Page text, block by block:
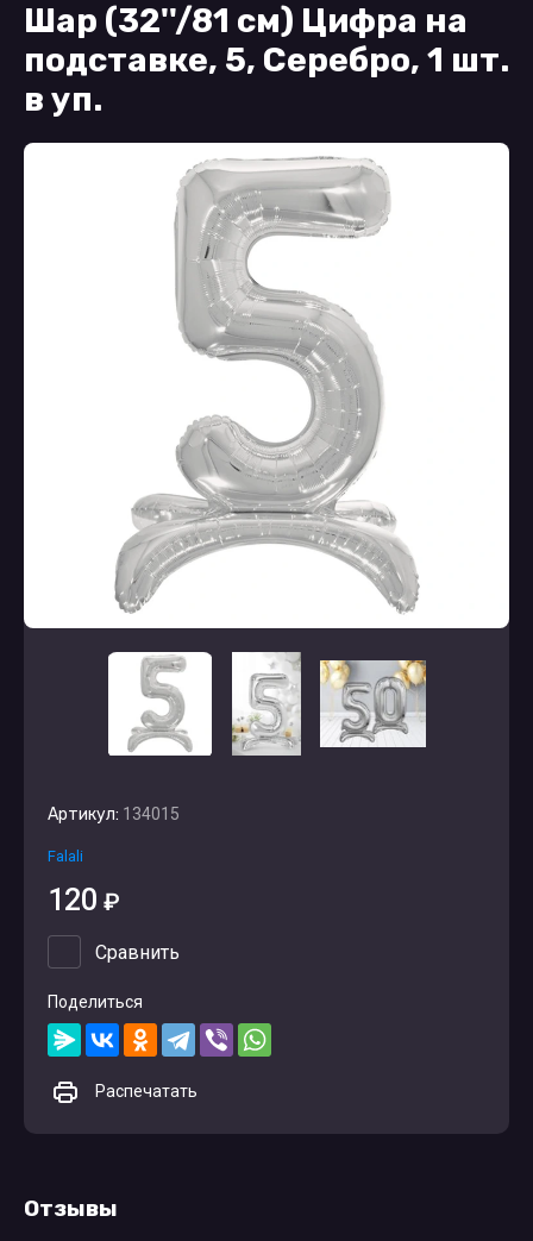
Шар (32''/81 см) Цифра на
подставке, 5, Серебро, 1 шт.
в уп.
Артикул: 134015
Falali
120 ₽
Сравнить
Поделиться
Распечатать
Отзывы